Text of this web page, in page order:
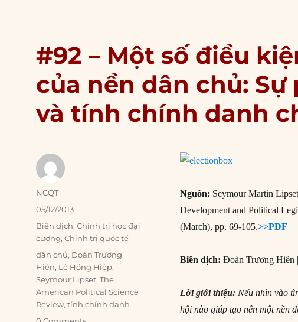
#92 – Một số điều
của nền dân chủ:
và tính chính danh
Nguồn: Seymour Martin
Development and Political
(March), pp. 69-105.>>PDF
Biên dịch: Đoàn Trương Hiên
Lời giới thiệu: Nếu nhìn vào
hội nào giúp tạo nên một nền
Author
NCQT
Posted
on
05/12/2013
Categories
Biên dịch,Chính trị học đại
cương,Chính trị quốc tế
Tags
dân chủ,Đoàn Trương
Hiên, Lê Hồng Hiệp,
Seymour Lipset,The
American Political Science
Review,tính chính danh